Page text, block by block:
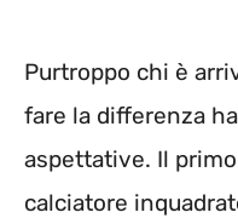
Purtroppo chi è
fare la differenza
aspettative. Il
calciatore